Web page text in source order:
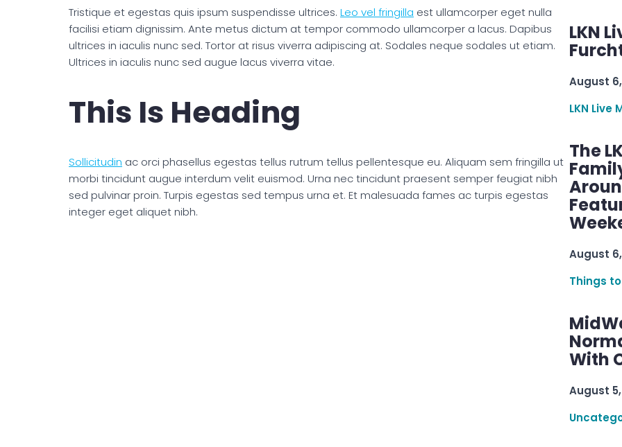
Tristique et egestas quis ipsum suspendisse ultrices. Leo vel fringilla est ullamcorper eget nulla
facilisi etiam dignissim. Ante metus dictum at tempor commodo ullamcorper a lacus. Dapibus
ultrices in iaculis nunc sed. Tortor at risus viverra adipiscing at. Sodales neque sodales ut etiam.
Ultrices in iaculis nunc sed augue lacus viverra vitae.
This Is Heading
Sollicitudin ac orci phasellus egestas tellus rutrum tellus pellentesque eu. Aliquam sem fringilla ut
morbi tincidunt augue interdum velit euismod. Urna nec tincidunt praesent semper feugiat nibh
sed pulvinar proin. Turpis egestas sed tempus urna et. Et malesuada fames ac turpis egestas
integer eget aliquet nibh.
LKN
August
LKN Live
The
August
Things
With
August